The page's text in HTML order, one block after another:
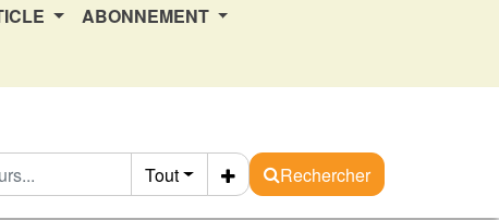
ABONNEMENT
Tout
Rechercher